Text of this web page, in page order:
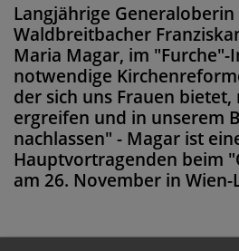
Langjährige
Waldbreitbacher
Maria Magar, im
notwendige
der sich uns Frauen
ergreifen und in unserem
nachlassen" - Magar ist
Hauptvortragenden beim
am 26. November in Wien-